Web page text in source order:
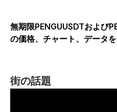
無期限PENGUUSDTおよび
の価格、チャート、データ
街の話題